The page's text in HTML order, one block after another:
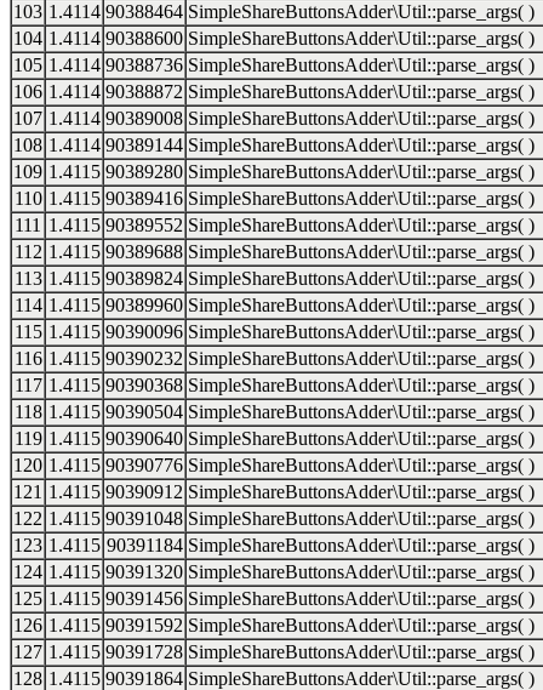
103 1.4114 90388464 SimpleShareButtonsAdder\Util::parse_args( )
104 1.4114 90388600 SimpleShareButtonsAdder\Util::parse_args( )
105 1.4114 90388736 SimpleShareButtonsAdder\Util::parse_args( )
106 1.4114 90388872 SimpleShareButtonsAdder\Util::parse_args( )
107 1.4114 90389008 SimpleShareButtonsAdder\Util::parse_args( )
108 1.4114 90389144 SimpleShareButtonsAdder\Util::parse_args( )
109 1.4115 90389280 SimpleShareButtonsAdder\Util::parse_args( )
110 1.4115 90389416 SimpleShareButtonsAdder\Util::parse_args( )
111 1.4115 90389552 SimpleShareButtonsAdder\Util::parse_args( )
112 1.4115 90389688 SimpleShareButtonsAdder\Util::parse_args( )
113 1.4115 90389824 SimpleShareButtonsAdder\Util::parse_args( )
114 1.4115 90389960 SimpleShareButtonsAdder\Util::parse_args( )
115 1.4115 90390096 SimpleShareButtonsAdder\Util::parse_args( )
116 1.4115 90390232 SimpleShareButtonsAdder\Util::parse_args( )
117 1.4115 90390368 SimpleShareButtonsAdder\Util::parse_args( )
118 1.4115 90390504 SimpleShareButtonsAdder\Util::parse_args( )
119 1.4115 90390640 SimpleShareButtonsAdder\Util::parse_args( )
120 1.4115 90390776 SimpleShareButtonsAdder\Util::parse_args( )
121 1.4115 90390912 SimpleShareButtonsAdder\Util::parse_args( )
122 1.4115 90391048 SimpleShareButtonsAdder\Util::parse_args( )
123 1.4115 90391184 SimpleShareButtonsAdder\Util::parse_args( )
124 1.4115 90391320 SimpleShareButtonsAdder\Util::parse_args( )
125 1.4115 90391456 SimpleShareButtonsAdder\Util::parse_args( )
126 1.4115 90391592 SimpleShareButtonsAdder\Util::parse_args( )
127 1.4115 90391728 SimpleShareButtonsAdder\Util::parse_args( )
128 1.4115 90391864 SimpleShareButtonsAdder\Util::parse_args( )